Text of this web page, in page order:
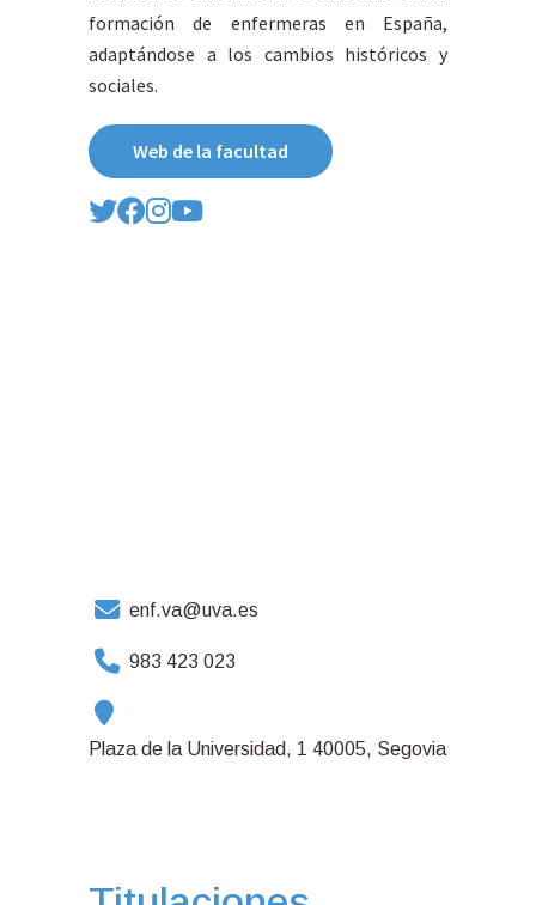
formación de enfermeras en España,
adaptándose a los cambios históricos y
sociales.
Web de la facultad
enf.va@uva.es
983 423 023
Plaza de la Universidad, 1 40005, Segovia